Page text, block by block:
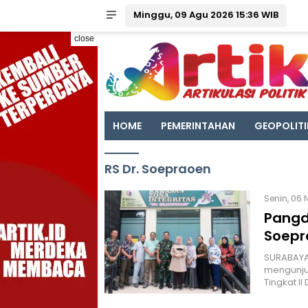
Minggu, 09 Agu 2026 15:36 WIB
close
HOME PEMERINTAHAN
RS Dr. Soepraoen
Senin, 06
Tingkat II